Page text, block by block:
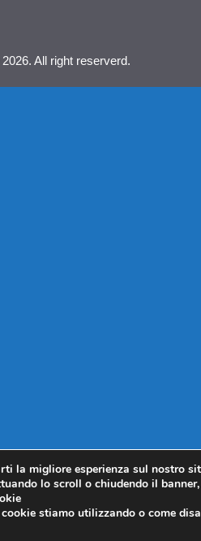
All right reserverd.
la migliore esperienza sul nostro
lo scroll o chiudendo il
stiamo utilizzando o come